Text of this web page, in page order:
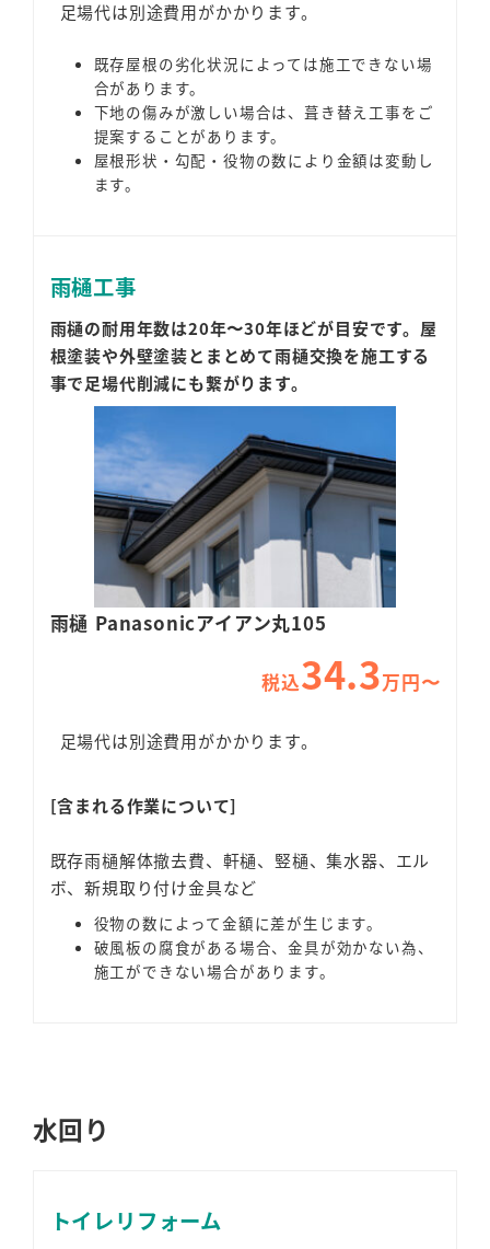
足場代は別途費用がかかります。
既存屋根の劣化状況によっては施工できない場
合があります。
下地の傷みが激しい場合は、葺き替え工事をご
提案することがあります。
屋根形状・勾配・役物の数により金額は変動し
ます。
雨樋工事
雨樋の耐用年数は20年〜30年ほどが目安です。屋
根塗装や外壁塗装とまとめて雨樋交換を施工する
事で足場代削減にも繋がります。
雨樋 Panasonicアイアン丸105
税込34.3万円〜
足場代は別途費用がかかります。
[含まれる作業について]
既存雨樋解体撤去費、軒樋、竪樋、集水器、エル
ボ、新規取り付け金具など
役物の数によって金額に差が生じます。
破風板の腐食がある場合、金具が効かない為、
施工ができない場合があります。
水回り
トイレリフォーム